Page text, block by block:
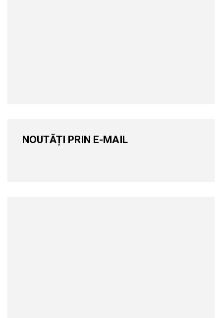
NOUTĂȚI PRIN E-MAIL